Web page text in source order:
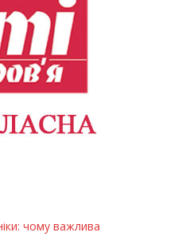
чому важлива